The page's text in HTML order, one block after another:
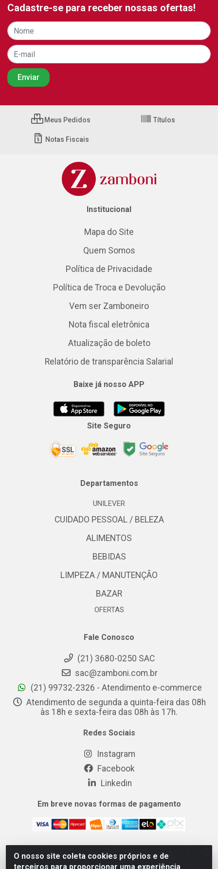
O nosso site coleta cookies próprios e de
terceiros para proporcionar uma experiência
Cadastre-se para receber nossas ofertas!
Meus Pedidos Títulos
Notas Fiscais
Institucional
Mapa do Site
Quem Somos
Política de Privacidade
Política de Troca e Devolução
Vem ser Zamboneiro
Nota fiscal eletrônica
Atualização de boleto
Relatório de transparência Salarial
Baixe já nosso APP
Site Seguro
Departamentos
UNILEVER
CUIDADO PESSOAL / BELEZA
ALIMENTOS
BEBIDAS
LIMPEZA / MANUTENÇÃO
BAZAR
OFERTAS
Fale Conosco
(21) 3680-0250 SAC
sac@zamboni.com.br
(21) 99732-2326 - Atendimento e-commerce
Atendimento de segunda a quinta-feira das 08h
às 18h e sexta-feira das 08h às 17h.
Redes Sociais
Instagram
Facebook
Linkedin
Em breve novas formas de pagamento
MIX CERTO DISTRIBUIDORA DE COSMÉTICOS ALIMENTOS E